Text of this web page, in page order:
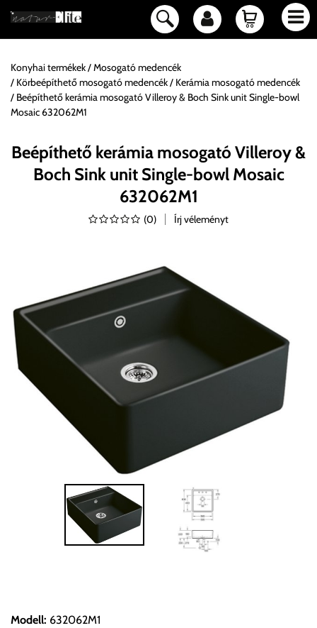
Konyhai termékek
Mosogató medencék
Körbeépíthető mosogató medencék
Kerámia mosogató medencék
Beépíthető kerámia mosogató Villeroy & Boch Sink unit Single-bowl
Mosaic 632062M1
Beépíthető kerámia mosogató Villeroy &
Boch Sink unit Single-bowl Mosaic
632062M1
(0) Írj véleményt
Modell: 632062M1